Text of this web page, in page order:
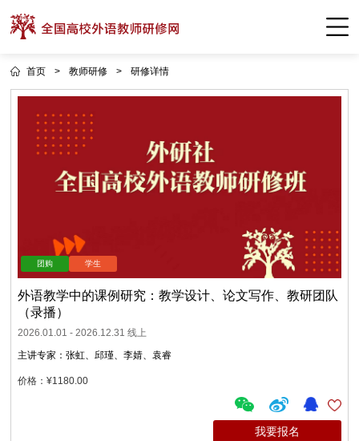
首页 > 教师研修 > 研修详情
外语教学中的课例研究：教学设计、论文写作、教研团队
（录播）
2026.01.01 - 2026.12.31 线上
主讲专家：张虹、邱瑾、李婧、袁睿
价格：¥1180.00
我要报名